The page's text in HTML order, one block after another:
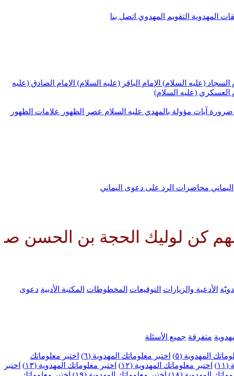
المهدوية التقويم المهدوي اتصل بنا
السجاد (عليه السلام) الإمام الباقر (عليه السلام) الإمام الصادق (عليه
العسكري (عليه السلام)
ضرورة آيات مؤولة بالمهدي عليه السلام عصر الظهور
علامات الظهور
محاضرات الرد على دعوى اليماني
الحجة بن الحسن صلواتك
الأدعية والزيارات التوقيعات المخطوطات المكتبة الأدبية دعوى
متفرقة جميع الأسئلة
المهدوية (٥) اختبر معلوماتك المهدوية (٦)
اختبر معلوماتك
اختبر معلوماتك المهدوية (١٢) اختبر معلوماتك المهدوية (١٣)
اختبر